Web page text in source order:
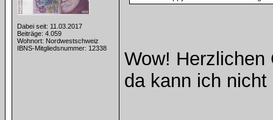
Dabei seit: 11.03.2017
Beiträge: 4.059
Wohnort: Nordwestschweiz
IBNS-Mitgliedsnummer: 12338
Wow!
da kann ich